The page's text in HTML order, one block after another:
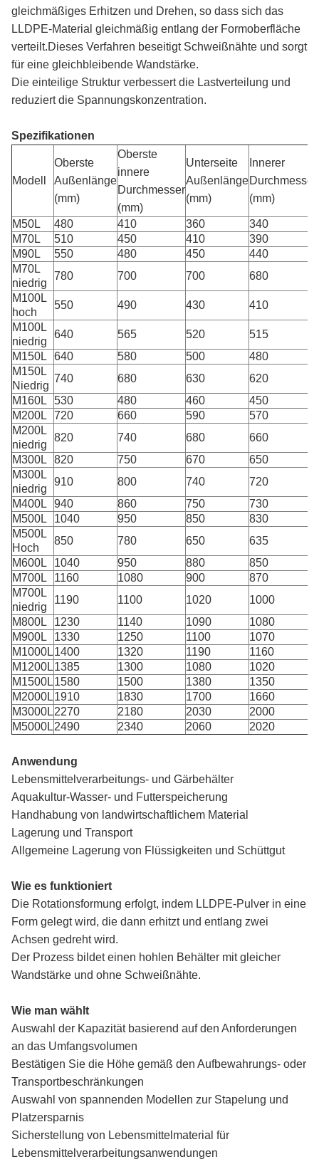
gleichmäßiges Erhitzen und Drehen, so dass sich das
LLDPE-Material gleichmäßig entlang der Formoberfläche
verteilt.Dieses Verfahren beseitigt Schweißnähte und sorgt
für eine gleichbleibende Wandstärke.
Die einteilige Struktur verbessert die Lastverteilung und
reduziert die Spannungskonzentration.
Spezifikationen
Modell
Oberste
Außenlänge
(mm)
Oberste
innere
Durchmesser
(mm)
Unterseite
Außenlänge
(mm)
Innerer
Durchmesser
(mm)
M50L 480 410 360 340
M70L
510 450 410 390
M90L
550 480 450 440
M70L
niedrig
780 700 700 680
M100L
hoch
550 490 430 410
M100L
niedrig
640 565 520 515
M150L
640 580 500 480
M150L
Niedrig
740 680 630 620
M160L
530 480 460 450
M200L
720 660 590 570
M200L
niedrig
820 740 680 660
M300L
820 750 670 650
M300L
niedrig
910 800 740 720
M400L
940 860 750 730
M500L
1040 950 850 830
M500L
Hoch
850 780 650 635
M600L
1040 950 880 850
M700L
1160 1080 900 870
M700L
niedrig
1190 1100 1020 1000
M800L
1230 1140 1090 1080
M900L
1330 1250 1100 1070
M1000L1400 1320 1190 1160
M1200L1385 1300 1080 1020
M1500L1580 1500 1380 1350
M2000L1910 1830 1700 1660
M3000L2270 2180 2030 2000
M5000L2490 2340 2060 2020
Anwendung
Lebensmittelverarbeitungs- und Gärbehälter
Aquakultur-Wasser- und Futterspeicherung
Handhabung von landwirtschaftlichem Material
Lagerung und Transport
Allgemeine Lagerung von Flüssigkeiten und Schüttgut
Wie es funktioniert
Die Rotationsformung erfolgt, indem LLDPE-Pulver in eine
Form gelegt wird, die dann erhitzt und entlang zwei
Achsen gedreht wird.
Der Prozess bildet einen hohlen Behälter mit gleicher
Wandstärke und ohne Schweißnähte.
Wie man wählt
Auswahl der Kapazität basierend auf den Anforderungen
an das Umfangsvolumen
Bestätigen Sie die Höhe gemäß den Aufbewahrungs- oder
Transportbeschränkungen
Auswahl von spannenden Modellen zur Stapelung und
Platzersparnis
Sicherstellung von Lebensmittelmaterial für
Lebensmittelverarbeitungsanwendungen